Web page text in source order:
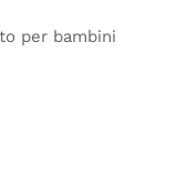
per bambini